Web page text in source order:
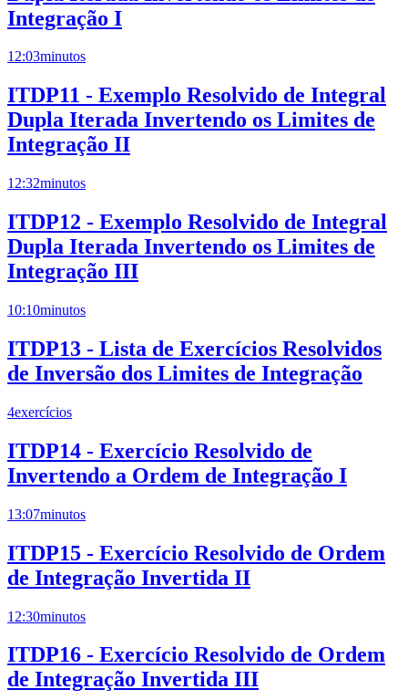
Integração I
12:03minutos
ITDP11 - Exemplo Resolvido de Integral
Dupla Iterada Invertendo os Limites de
Integração II
12:32minutos
ITDP12 - Exemplo Resolvido de Integral
Dupla Iterada Invertendo os Limites de
Integração III
10:10minutos
ITDP13 - Lista de Exercícios Resolvidos
de Inversão dos Limites de Integração
4exercícios
ITDP14 - Exercício Resolvido de
Invertendo a Ordem de Integração I
13:07minutos
ITDP15 - Exercício Resolvido de Ordem
de Integração Invertida II
12:30minutos
ITDP16 - Exercício Resolvido de Ordem
de Integração Invertida III